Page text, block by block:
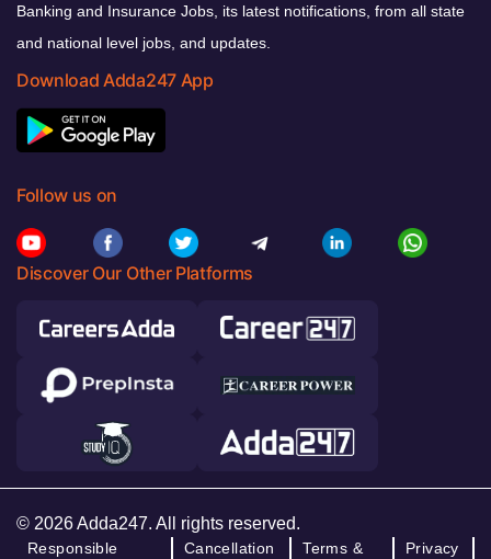
Banking and Insurance Jobs, its latest notifications, from all state
and national level jobs, and updates.
Download Adda247 App
Follow us on
Discover Our Other Platforms
© 2026 Adda247. All rights reserved.
Responsible Cancellation Terms & Privacy